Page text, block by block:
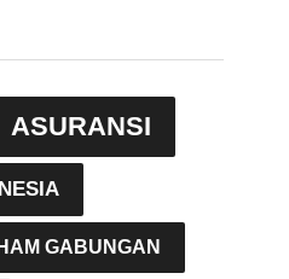
ASURANSI
GABUNGAN